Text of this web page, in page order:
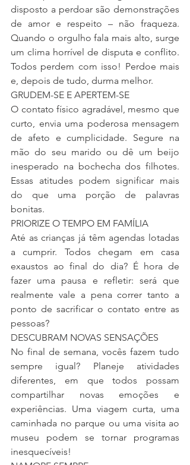
disposto a perdoar são demonstrações
de amor e respeito – não fraqueza.
Quando o orgulho fala mais alto, surge
um clima horrível de disputa e conflito.
Todos perdem com isso! Perdoe mais
e, depois de tudo, durma melhor.
GRUDEM-SE E APERTEM-SE
O contato físico agradável, mesmo que
curto, envia uma poderosa mensagem
de afeto e cumplicidade. Segure na
mão do seu marido ou dê um beijo
inesperado na bochecha dos filhotes.
Essas atitudes podem significar mais
do que uma porção de palavras
bonitas.
PRIORIZE O TEMPO EM FAMÍLIA
Até as crianças já têm agendas lotadas
a cumprir. Todos chegam em casa
exaustos ao final do dia? É hora de
fazer uma pausa e refletir: será que
realmente vale a pena correr tanto a
ponto de sacrificar o contato entre as
pessoas?
DESCUBRAM NOVAS SENSAÇÕES
No final de semana, vocês fazem tudo
sempre igual? Planeje atividades
diferentes, em que todos possam
compartilhar novas emoções e
experiências. Uma viagem curta, uma
caminhada no parque ou uma visita ao
museu podem se tornar programas
inesquecíveis!